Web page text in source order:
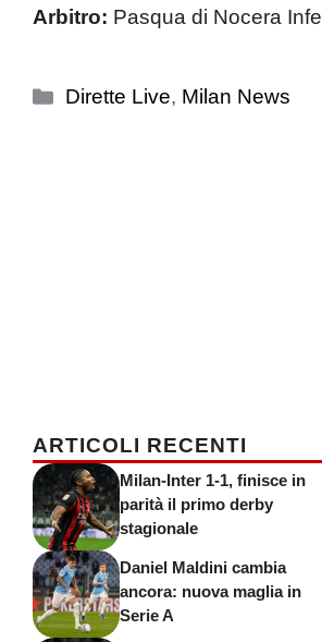
Arbitro: Pasqua di Nocera
Categorie
Dirette Live, Milan News
ARTICOLI RECENTI
Milan-Inter 1-1, finisce in
parità il primo derby
stagionale
Daniel Maldini cambia
ancora: nuova maglia in
Serie A